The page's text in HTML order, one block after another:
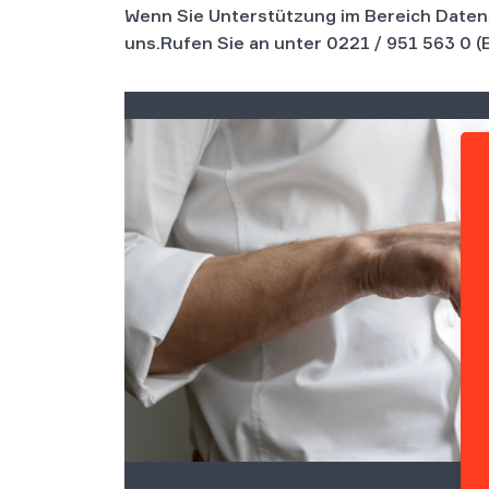
Wenn Sie Unterstützung im Bereich
uns.Rufen Sie an unter 0221 / 951 563 0